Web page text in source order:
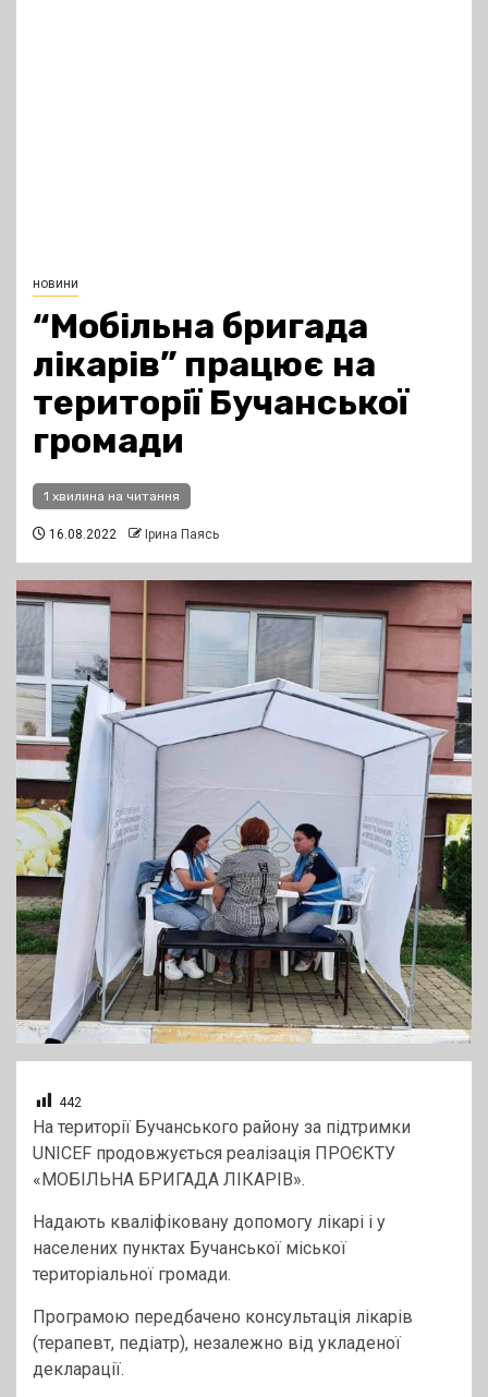
новини
“Мобільна бригада
лікарів” працює на
території Бучанської
громади
1 хвилина на читання
16.08.2022 Ірина Паясь
442
На території Бучанського району за підтримки
UNICEF продовжується реалізація ПРОЄКТУ
«МОБІЛЬНА БРИГАДА ЛІКАРІВ».
Надають кваліфіковану допомогу лікарі і у
населених пунктах Бучанської міської
територіальної громади.
Програмою передбачено консультація лікарів
(терапевт, педіатр), незалежно від укладеної
декларації.